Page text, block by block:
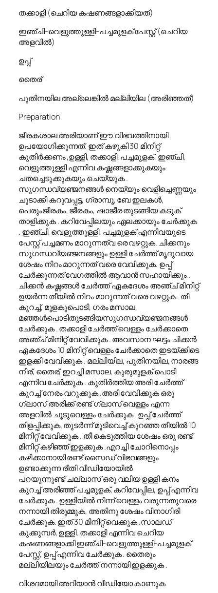
തക്കാളി (ചെറിയ കഷണങ്ങളാക്കിയത്)
ഇഞ്ചി-വെളുത്തുള്ളി-പച്ചമുളക് പേസ്റ്റ് (ചെറിയ
അളവിൽ)
ഉപ്പ്
തൈര്
പുതിനയില അല്ലെങ്കിൽ മല്ലിയില (അരിഞ്ഞത്)
Preparation
ജീരകശാല അരിയാണ് ഈ വിഭവത്തിനായി
ഉപയോഗിക്കുന്നത്. ഇത് കഴുകി 30 മിനിറ്റ്
കുതിർക്കണം ,ഉള്ളി, തക്കാളി, പച്ചമുളക്, ഇഞ്ചി,
വെളുത്തുള്ളി എന്നിവ കഷ്ണങ്ങളാക്കുകയും
ചതച്ചെടുക്കുകയും ചെയ്യുക .
സുഗന്ധവ്യഞ്ജനങ്ങൾ നെയ്യും വെളിച്ചെണ്ണയും
ചൂടാക്കി കറുവപ്പട്ട, ഗ്രാമ്പൂ, ബേ ഇലകൾ,
പെരുംജീരകം, ജീരകം, ഷാജീര തുടങ്ങിയ കടുക്
താളിക്കുക . കറിവേപ്പിലയും ഏലക്കായും ചേർക്കുക
. ഇഞ്ചി, വെളുത്തുള്ളി, പച്ചമുളക് എന്നിവയുടെ
പേസ്റ്റ് പച്ചമണം മാറുന്നത്വ രെ വഴറ്റുക. ചിക്കനും
സുഗന്ധവ്യഞ്ജനങ്ങളും ഉള്ളി ചേർത്ത് മൃദുവായ
ശേഷം നിറം മാറുന്നത് വരെ വേവിക്കുക. ഉപ്പ്
ചേർക്കുന്നത് വേഗത്തിൽ ആവാൻ സഹായിക്കും .
ചിക്കൻ കഷ്ണങ്ങൾ ചേർത്ത് ഏകദേശം അഞ്ച് മിനിറ്റ്
ഉയർന്ന തീയിൽ നിറം മാറുന്നത് വരെ വഴറ്റുക . തീ
കുറച്ച്, മുളകുപൊടി, ഗരം മസാല,
മഞ്ഞൾപൊടിതുടങ്ങിയസുഗന്ധവ്യഞ്ജനങ്ങൾ
ചേർക്കുക . തക്കാളി ചേർത്ത് വെള്ളം ചേർക്കാതെ
അഞ്ച് മിനിറ്റ് വേവിക്കുക . അവസാന ഘട്ടം ചിക്കൻ
ഏകദേശം 10 മിനിറ്റ് വെള്ളം ചേർക്കാതെ ഇടയ്ക്കിടെ
ഇളക്കി വേവിക്കുക . മല്ലിയില, പുതിനയില, നാരങ്ങ
നീര്, തൈര്, ഇറച്ചി മസാല, കുരുമുളക് പൊടി
എന്നിവ ചേർക്കുക . കുതിർത്തിയ അരി ചേർത്ത്
കുറച്ച് നേരം വറുക്കുക .അരി വേവിക്കുക ഒരു
ഗ്ലാസ് അരിക്ക് രണ്ട് ഗ്ലാസ് വെള്ളം എന്ന
അളവിൽ ചൂടുവെള്ളം ചേർക്കുക . ഉപ്പ് ചേർത്ത്
തിളപ്പിക്കുക, തുടർന്ന് മൂടിവെച്ച് കുറഞ്ഞ തീയിൽ 10
മിനിറ്റ് വേവിക്കുക . തീ കെടുത്തിയ ശേഷം ഒരു രണ്ട്
മിനിറ്റ് കഴിഞ്ഞ് ഇളക്കുക .എറച്ചി ചോറിനൊപ്പം
കഴിക്കാനായി രണ്ട് സൈഡ് വിഭവങ്ങളും
ഉണ്ടാക്കുന്ന രീതി വീഡിയോയിൽ
പറയുന്നുണ്ട്:ചല്ലാസ് ഒരു വലിയ ഉള്ളി കനം
കുറച്ച് അരിഞ്ഞ് പച്ചമുളക്, കറിവേപ്പില, ഉപ്പ് എന്നിവ
ചേർക്കുക . ഉള്ളിയിൽ നിന്ന് വെള്ളം വരുന്നതുവരെ
നന്നായി തിരുമ്മുക, അതിനു ശേഷം വിനാഗിരി
ചേർക്കുക. ഇത് 30 മിനിറ്റ് വെക്കുക .സാലഡ്
കുക്കുമ്പർ, ഉള്ളി, തക്കാളി എന്നിവ ചെറിയ
കഷണങ്ങളാക്കി ഇഞ്ചി-വെളുത്തുള്ളി-പച്ചമുളക്
പേസ്റ്റ്, ഉപ്പ് എന്നിവ ചേർക്കുക . തൈരും
മല്ലിയിലയും ചേർത്ത് നന്നായി ഇളക്കുക .
വിശദമായി അറിയാൻ വീഡിയോ കാണുക